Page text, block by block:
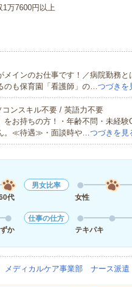
万7600円以上
メインのお仕事です！／病院勤務
のも保育園「看護師」の…つづきを
ンスキル不要 / 英語力不要
をお持ちの方！・年齢不問・未経
。≪待遇≫・面談時や…つづきを見
代
男女比率
女性
か
仕事の仕方
テキパキ
メディカルケア事業部 ナース派遣